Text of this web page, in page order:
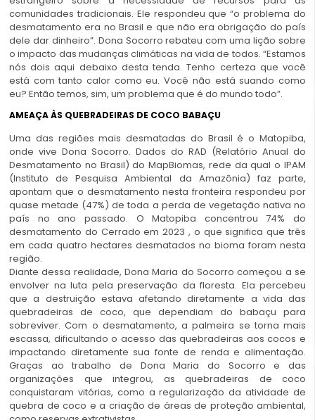
comunidades tradicionais. Ele respondeu que “o problema do
desmatamento era no Brasil e que não era obrigação do país
dele dar dinheiro”. Dona Socorro rebateu com uma lição sobre
o impacto das mudanças climáticas na vida de todos. “Estamos
nós dois aqui debaixo desta tenda. Tenho certeza que você
está com tanto calor como eu. Você não está suando como
eu? Então temos, sim, um problema que é do mundo todo”.
AMEAÇA ÀS QUEBRADEIRAS DE COCO BABAÇU
Uma das regiões mais desmatadas do Brasil é o Matopiba,
onde vive Dona Socorro. Dados do RAD (Relatório Anual do
Desmatamento no Brasil) do MapBiomas, rede da qual o IPAM
(Instituto de Pesquisa Ambiental da Amazônia) faz parte,
apontam que o desmatamento nesta fronteira respondeu por
quase metade (47%) de toda a perda de vegetação nativa no
país no ano passado. O Matopiba concentrou 74% do
desmatamento do Cerrado em 2023 , o que significa que três
em cada quatro hectares desmatados no bioma foram nesta
região.
Diante dessa realidade, Dona Maria do Socorro começou a se
envolver na luta pela preservação da floresta. Ela percebeu
que a destruição estava afetando diretamente a vida das
quebradeiras de coco, que dependiam do babaçu para
sobreviver. Com o desmatamento, a palmeira se torna mais
escassa, dificultando o acesso das quebradeiras aos cocos e
impactando diretamente sua fonte de renda e alimentação.
Graças ao trabalho de Dona Maria do Socorro e das
organizações que integrou, as quebradeiras de coco
conquistaram vitórias, como a regularização da atividade de
quebra de coco e a criação de áreas de proteção ambiental,